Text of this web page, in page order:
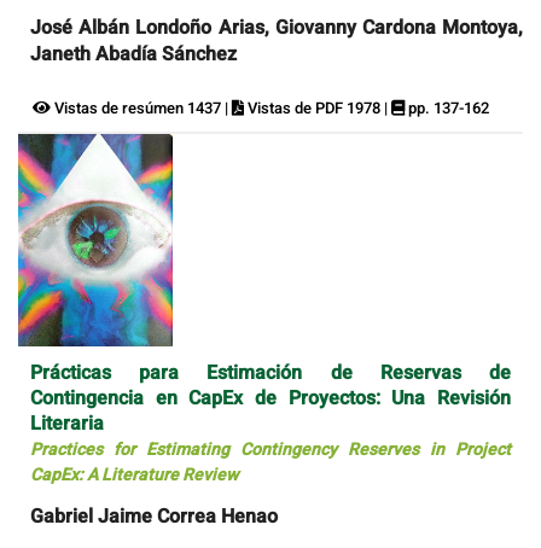
José Albán Londoño Arias, Giovanny Cardona Montoya,
Janeth Abadía Sánchez
Vistas de resúmen 1437 | Vistas de PDF 1978 | pp. 137-162
Prácticas para Estimación de Reservas de
Contingencia en CapEx de Proyectos: Una Revisión
Literaria
Practices for Estimating Contingency Reserves in Project
CapEx: A Literature Review
Gabriel Jaime Correa Henao